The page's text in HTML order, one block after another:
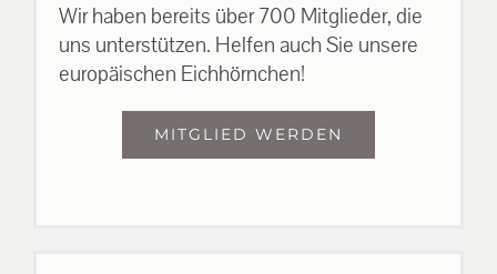
Wir haben bereits über 700 Mitglieder, die
uns unterstützen. Helfen auch Sie unsere
europäischen Eichhörnchen!
MITGLIED WERDEN